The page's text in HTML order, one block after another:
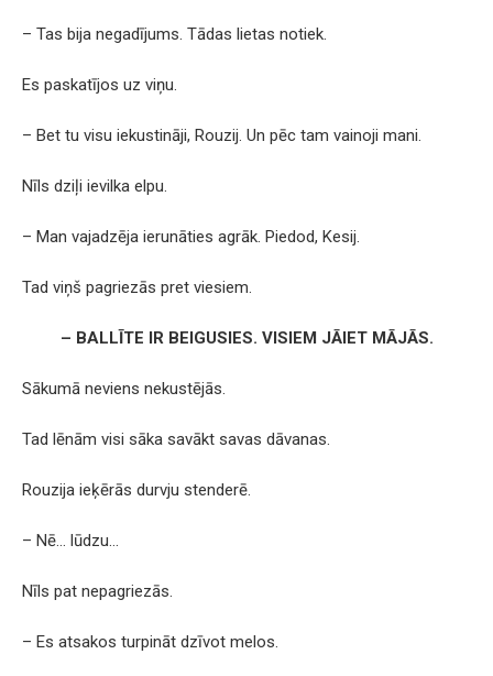
– Tas bija negadījums. Tādas lietas notiek.
Es paskatījos uz viņu.
– Bet tu visu iekustināji, Rouzij. Un pēc tam vainoji mani.
Nīls dziļi ievilka elpu.
– Man vajadzēja ierunāties agrāk. Piedod, Kesij.
Tad viņš pagriezās pret viesiem.
– BALLĪTE IR BEIGUSIES. VISIEM JĀIET MĀJĀS.
Sākumā neviens nekustējās.
Tad lēnām visi sāka savākt savas dāvanas.
Rouzija ieķērās durvju stenderē.
– Nē… lūdzu…
Nīls pat nepagriezās.
– Es atsakos turpināt dzīvot melos.